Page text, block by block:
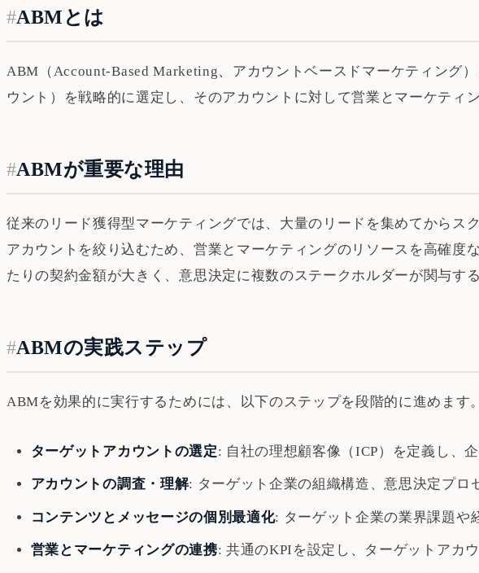
#ABMとは
ABM（Account-Based Marketing、アカウントベースドマーケティング
ウント）を戦略的に選定し、そのアカウントに対して営業とマーケティ
#ABMが重要な理由
従来のリード獲得型マーケティングでは、大量のリードを集めてから
アカウントを絞り込むため、営業とマーケティングのリソースを高確
たりの契約金額が大きく、意思決定に複数のステークホルダーが関与す
#ABMの実践ステップ
ABMを効果的に実行するためには、以下のステップを段階的に進めます。
ターゲットアカウントの選定: 自社の理想顧客像（ICP）を定義し、
アカウントの調査・理解: ターゲット企業の組織構造、意思決定プロ
コンテンツとメッセージの個別最適化: ターゲット企業の業界課題や
営業とマーケティングの連携: 共通のKPIを設定し、ターゲットアカ